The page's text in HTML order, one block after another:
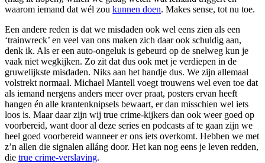
waarom iemand dat wél zou kunnen doen. Makes sense, tot nu toe.
Een andere reden is dat we misdaden ook wel eens zien als een
‘trainwreck’ en veel van ons maken zich daar ook schuldig aan,
denk ik. Als er een auto-ongeluk is gebeurd op de snelweg kun je
vaak niet wegkijken. Zo zit dat dus ook met je verdiepen in de
gruwelijkste misdaden. Niks aan het handje dus. We zijn allemaal
volstrekt normaal. Michael Mantell voegt trouwens wel even toe dat
als iemand nergens anders meer over praat, posters ervan heeft
hangen én alle krantenknipsels bewaart, er dan misschien wel iets
loos is. Maar daar zijn wij true crime-kijkers dan ook weer goed op
voorbereid, want door al deze series en podcasts af te gaan zijn we
heel goed voorbereid wanneer er ons iets overkomt. Hebben we met
z’n allen die signalen alláng door. Het kan nog eens je leven redden,
die true crime-verslaving.